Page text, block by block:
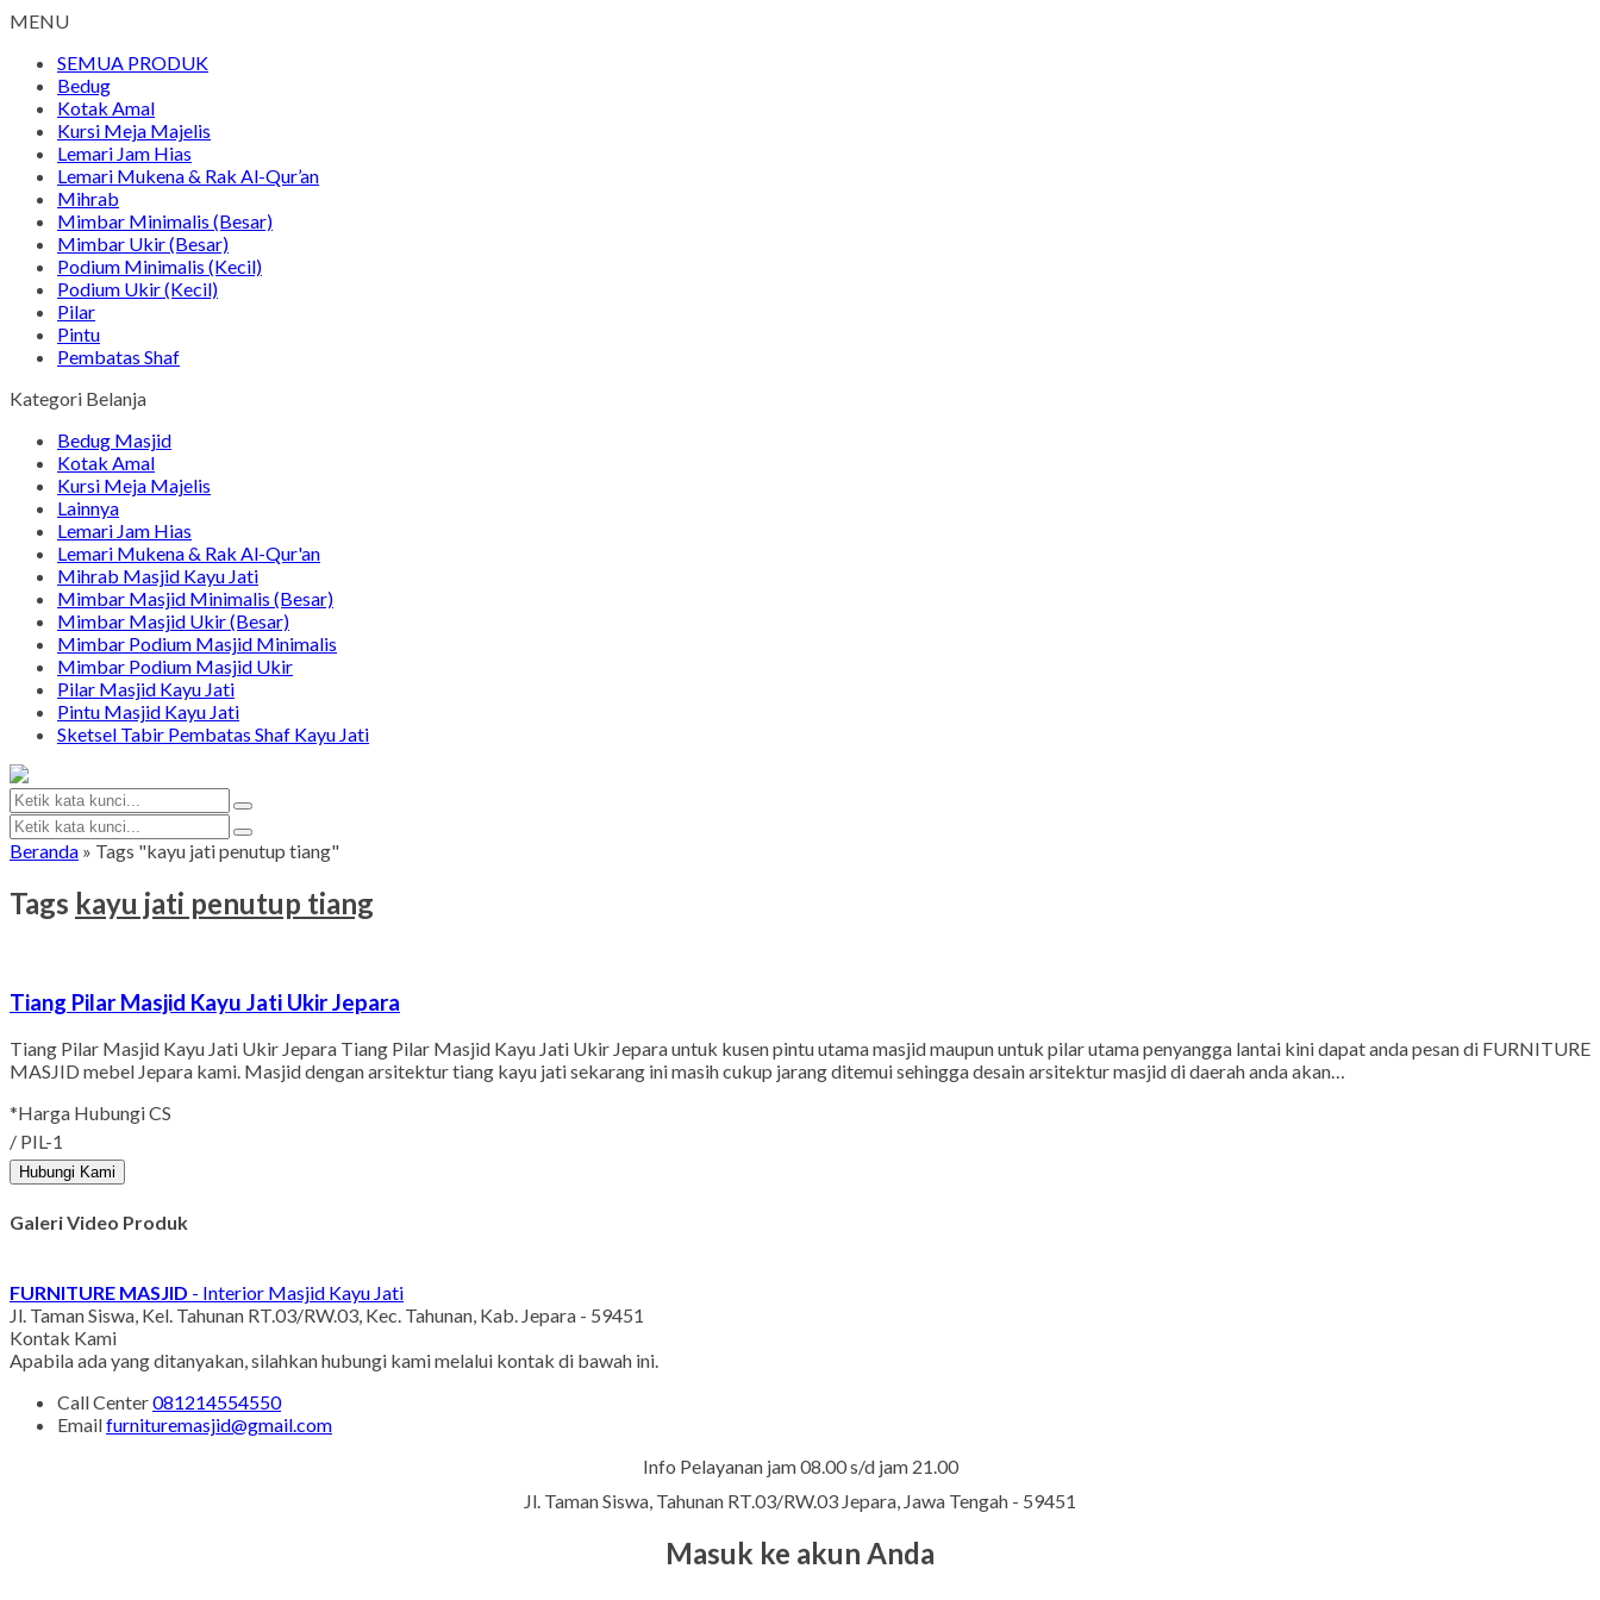
MENU
SEMUA PRODUK
Bedug
Kotak Amal
Kursi Meja Majelis
Lemari Jam Hias
Lemari Mukena & Rak Al-Qur’an
Mihrab
Mimbar Minimalis (Besar)
Mimbar Ukir (Besar)
Podium Minimalis (Kecil)
Podium Ukir (Kecil)
Pilar
Pintu
Pembatas Shaf
Kategori Belanja
Bedug Masjid
Kotak Amal
Kursi Meja Majelis
Lainnya
Lemari Jam Hias
Lemari Mukena & Rak Al-Qur'an
Mihrab Masjid Kayu Jati
Mimbar Masjid Minimalis (Besar)
Mimbar Masjid Ukir (Besar)
Mimbar Podium Masjid Minimalis
Mimbar Podium Masjid Ukir
Pilar Masjid Kayu Jati
Pintu Masjid Kayu Jati
Sketsel Tabir Pembatas Shaf Kayu Jati
Beranda » Tags "kayu jati penutup tiang"
Tags kayu jati penutup tiang
Tiang Pilar Masjid Kayu Jati Ukir Jepara
Tiang Pilar Masjid Kayu Jati Ukir Jepara Tiang Pilar Masjid Kayu Jati Ukir Jepara untuk kusen pintu utama masjid maupun untuk pilar utama penyangga lantai kini dapat anda pesan di FURNITURE
MASJID mebel Jepara kami. Masjid dengan arsitektur tiang kayu jati sekarang ini masih cukup jarang ditemui sehingga desain arsitektur masjid di daerah anda akan…
*Harga Hubungi CS
/ PIL-1
Hubungi Kami
Galeri Video Produk
FURNITURE MASJID - Interior Masjid Kayu Jati
Jl. Taman Siswa, Kel. Tahunan RT.03/RW.03, Kec. Tahunan, Kab. Jepara - 59451
Kontak Kami
Apabila ada yang ditanyakan, silahkan hubungi kami melalui kontak di bawah ini.
Call Center081214554550
Emailfurnituremasjid@gmail.com
Info Pelayanan jam 08.00 s/d jam 21.00
Jl. Taman Siswa, Tahunan RT.03/RW.03 Jepara, Jawa Tengah - 59451
Masuk ke akun Anda